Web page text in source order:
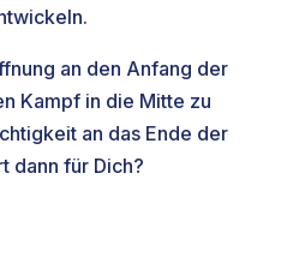
an den Anfang der
Kampf in die Mitte zu
an das Ende der
dann für Dich?